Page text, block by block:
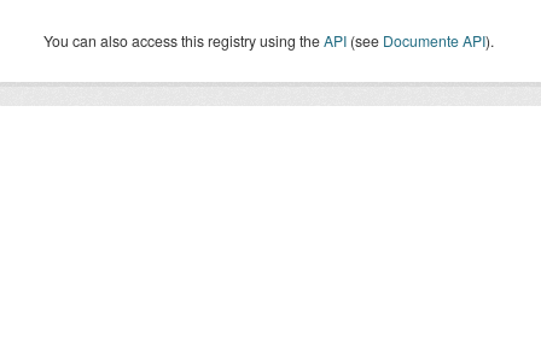
You can also access this registry using theAPI (see Documente API).